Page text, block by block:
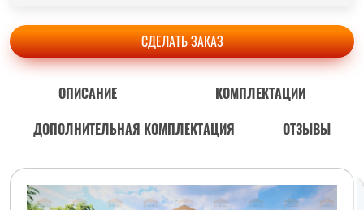
СДЕЛАТЬ ЗАКАЗ
ОПИСАНИЕ
КОМПЛЕКТАЦИИ
ДОПОЛНИТЕЛЬНАЯ КОМПЛЕКТАЦИЯ
ОТЗЫВЫ